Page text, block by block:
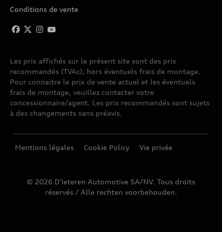
Conditions de vente
Les prix affichés sur le présent site sont des prix
recommandés (TVAc), hors éventuels frais de montage.
Pour connaitre le prix de vente actuel et les éventuels
frais de montage, veuillez contacter votre
concessionnaire/agent. Les prix recommandés sont sujets
à des changements sans préavis.
Mentions légales Cookie Policy Vie privée
© 2026 D'Ieteren Automotive SA/NV. Tous droits
réservés / Alle rechten voorbehouden.